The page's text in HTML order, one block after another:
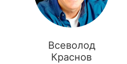
Всеволод
Краснов